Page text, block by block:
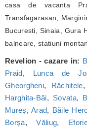
casa de vacanta
Transfagarasan,
Bucuresti, Sinaia, Gura
balneare, statiuni
Revelion - cazare in:
Praid, Lunca de
Gheorgheni, Răchițele
Harghita-Băi, Sovata,
Mureș, Arad, Băile
Borșa,Văliug,